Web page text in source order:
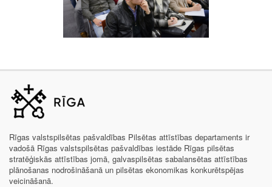
Rīgas valstspilsētas pašvaldības Pilsētas attīstības departaments ir
vadošā Rīgas valstspilsētas pašvaldības iestāde Rīgas pilsētas
stratēģiskās attīstības jomā, galvaspilsētas sabalansētas attīstības
plānošanas nodrošināšanā un pilsētas ekonomikas konkurētspējas
veicināšanā.